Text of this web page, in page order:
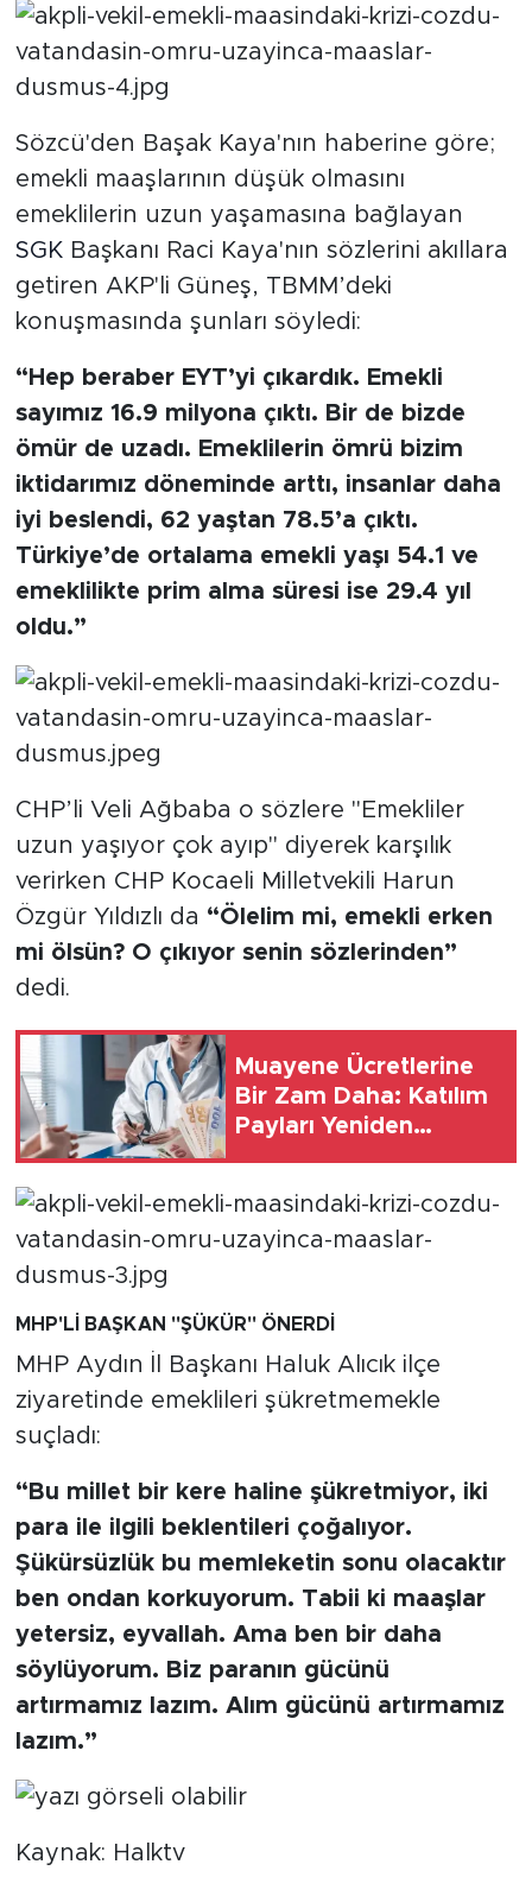
Sözcü'den Başak Kaya'nın haberine göre;
emekli maaşlarının düşük olmasını
emeklilerin uzun yaşamasına bağlayan
SGKBaşkanı Raci Kaya'nın sözlerini akıllara
getiren AKP'li Güneş, TBMM’deki
konuşmasında şunları söyledi:
“Hep beraber EYT’yi çıkardık. Emekli
sayımız 16.9 milyona çıktı. Bir de bizde
ömür de uzadı. Emeklilerin ömrü bizim
iktidarımız döneminde arttı, insanlar daha
iyi beslendi, 62 yaştan 78.5’a çıktı.
Türkiye’de ortalama emekli yaşı 54.1 ve
emeklilikte prim alma süresi ise 29.4 yıl
oldu.”
CHP’li Veli Ağbaba o sözlere "Emekliler
uzun yaşıyor çok ayıp" diyerek karşılık
verirken CHP Kocaeli Milletvekili Harun
Özgür Yıldızlı da “Ölelim mi, emekli erken
mi ölsün? O çıkıyor senin sözlerinden”
dedi.
Muayene Ücretlerine
Bir Zam Daha: Katılım
Payları Yeniden
MHP'Lİ BAŞKAN "ŞÜKÜR" ÖNERDİ
MHP Aydın İl Başkanı Haluk Alıcık ilçe
ziyaretinde emeklileri şükretmemekle
suçladı:
“Bu millet bir kere haline şükretmiyor, iki
para ile ilgili beklentileri çoğalıyor.
Şükürsüzlük bu memleketin sonu olacaktır
ben ondan korkuyorum. Tabii ki maaşlar
yetersiz, eyvallah. Ama ben bir daha
söylüyorum. Biz paranın gücünü
artırmamız lazım. Alım gücünü artırmamız
lazım.”
Kaynak: Halktv